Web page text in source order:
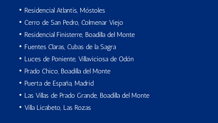
Residencial Atlantis, Móstoles
Cerro de San Pedro, Colmenar Viejo
Residencial Finisterre, Boadilla del Monte
Fuentes Claras, Cubas de la Sagra
Luces de Poniente, Villaviciosa de Odón
Prado Chico, Boadilla del Monte
Puerta de España, Madrid
Las Villas de Prado Grande, Boadilla del Monte
Villa Licabeto, Las Rozas